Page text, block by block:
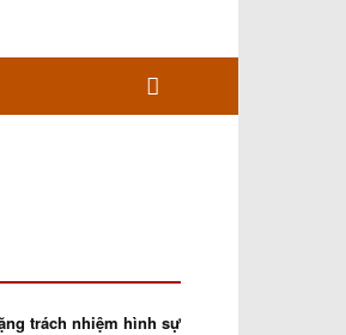
trách nhiệm hình sự